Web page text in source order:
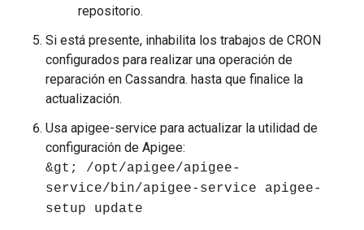
repositorio.
Si está presente, inhabilita los trabajos de CRON
configurados para realizar una operación de
reparación en Cassandra. hasta que finalice la
actualización.
Usa apigee-service para actualizar la utilidad de
configuración de Apigee:
&gt; /opt/apigee/apigee-
service/bin/apigee-service apigee-
setup update